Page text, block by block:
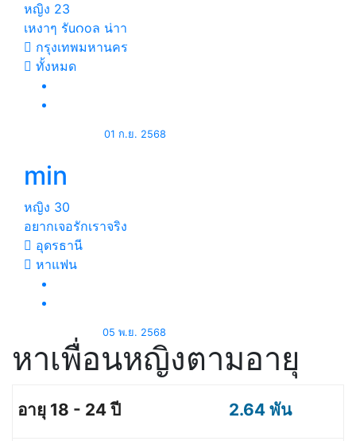
หญิง 23
เหงาๆ รัuဂoล น่าา
กรุงเทพมหานคร
ทั้งหมด
01 ก.ย. 2568
min
หญิง 30
อยากเจอรักเราจริง
อุดรธานี
หาแฟน
05 พ.ย. 2568
หาเพื่อนหญิงตามอายุ
2.64 พัน